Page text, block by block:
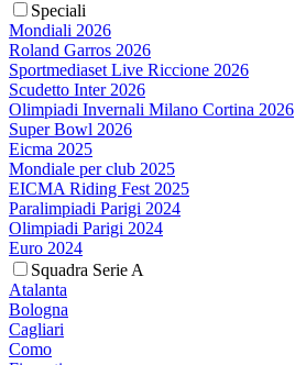
Speciali
Mondiali 2026
Roland Garros 2026
Sportmediaset Live Riccione 2026
Scudetto Inter 2026
Olimpiadi Invernali Milano Cortina 2026
Super Bowl 2026
Eicma 2025
Mondiale per club 2025
EICMA Riding Fest 2025
Paralimpiadi Parigi 2024
Olimpiadi Parigi 2024
Euro 2024
Squadra Serie A
Atalanta
Bologna
Cagliari
Como